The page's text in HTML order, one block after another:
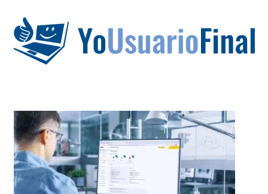
contenido
no
tiene
que
estar
en